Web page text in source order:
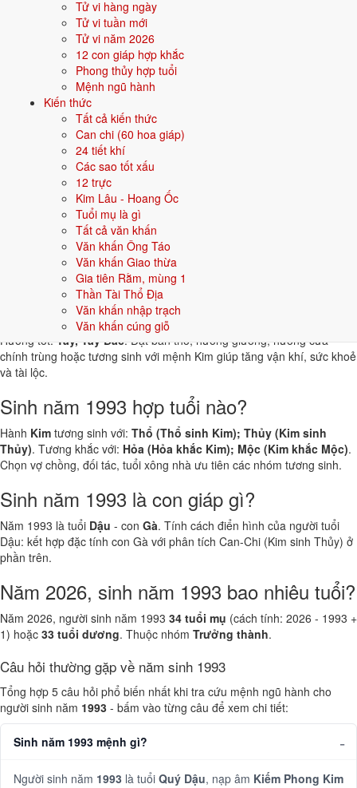
Tử vi hàng ngày
Tử vi tuần mới
Tử vi năm 2026
12 con giáp hợp khắc
Phong thủy hợp tuổi
Mệnh ngũ hành
Kiến thức
Tất cả kiến thức
Can chi (60 hoa giáp)
24 tiết khí
Các sao tốt xấu
12 trực
Kim Lâu - Hoang Ốc
Tuổi mụ là gì
Tất cả văn khấn
Văn khấn Ông Táo
Văn khấn Giao thừa
Gia tiên Rằm, mùng 1
Thần Tài Thổ Địa
Văn khấn nhập trạch
Văn khấn cúng giỗ
thuộc hành tương khắc. Dưới đây là gợi ý cho
👧 Nữ
Gợi ý tên đẹp cho Nam mệnh Kim:
Minh Kiếm Quang Kim
Sinh năm 1993 hợp gì - kỵ gì
Người sinh năm1993mệnhKim
tương sinh, kỵ các yếu tố tương khắc. Cụ thể trên 5 phương diện:
Sinh năm 1993 hợp màu gì?
Người mệnhKimsinh năm 1993 nên ưu tiên các màu thuộc bản mệnh
và màu tương sinh:Trắng, Bạc, Xám, Vàng nhạt
xe, sơn nhà, vật phẩm phong thuỷ.
Sinh năm 1993 hợp hướng nào?
Hướng tốt:Tây, Tây Bắc. Đặt bàn thờ, hướng giường, hướng cửa
chính trùng hoặc tương sinh với mệnh Kim giúp tăng vận khí, sức khoẻ
và tài lộc.
Sinh năm 1993 hợp tuổi nào?
Hành Kim tương sinh với: Thổ (Thổ sinh Kim); Thủy (Kim sinh
Thủy). Tương khắc với: Hỏa (Hỏa khắc Kim); Mộc (Kim khắc Mộc).
Chọn vợ chồng, đối tác, tuổi xông nhà ưu tiên các nhóm tương sinh.
Sinh năm 1993 là con giáp gì?
Năm 1993 là tuổi Dậu - con Gà. Tính cách điển hình của người tuổi
Dậu: kết hợp đặc tính con Gà với phân tích Can-Chi (Kim sinh Thủy) ở
phần trên.
Năm 2026, sinh năm 1993 bao nhiêu tuổi?
Năm 2026, người sinh năm 1993 34 tuổi mụ (cách tính: 2026 - 1993 +
1) hoặc 33 tuổi dương. Thuộc nhóm Trưởng thành.
Câu hỏi thường gặp về năm sinh 1993
Tổng hợp 5 câu hỏi phổ biến nhất khi tra cứu mệnh ngũ hành cho
người sinh năm 1993 - bấm vào từng câu để xem chi tiết:
Sinh năm 1993 mệnh gì?
Người sinh năm 1993 là tuổi Quý Dậu, nạp âm Kiếm Phong Kim